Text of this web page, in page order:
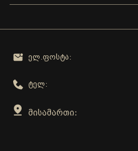
ელ.ფოსტა:
ტელ:
მისამართი: